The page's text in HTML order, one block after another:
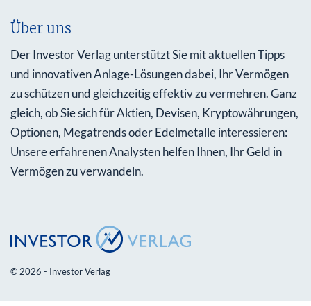
Über uns
Der Investor Verlag unterstützt Sie mit aktuellen Tipps
und innovativen Anlage-Lösungen dabei, Ihr Vermögen
zu schützen und gleichzeitig effektiv zu vermehren. Ganz
gleich, ob Sie sich für Aktien, Devisen, Kryptowährungen,
Optionen, Megatrends oder Edelmetalle interessieren:
Unsere erfahrenen Analysten helfen Ihnen, Ihr Geld in
Vermögen zu verwandeln.
© 2026 - Investor Verlag